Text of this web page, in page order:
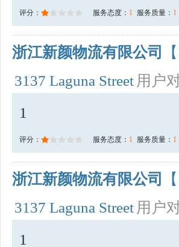
评分： 服务态度： 1 服务质量： 1
浙江新颜物流有限公司
3137 Laguna Street 用户
1
评分： 服务态度： 1 服务质量： 1
浙江新颜物流有限公司
3137 Laguna Street 用户
1